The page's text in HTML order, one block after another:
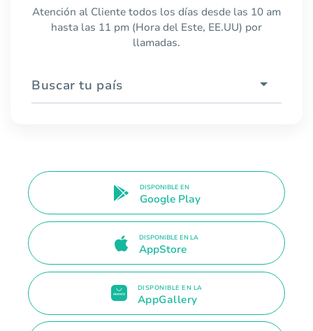
Atención al Cliente todos los días desde las 10 am
hasta las 11 pm (Hora del Este, EE.UU) por
llamadas.
Buscar tu país
DISPONIBLE EN
Google Play
DISPONIBLE EN LA
AppStore
DISPONIBLE EN LA
AppGallery